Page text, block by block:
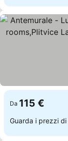
Da 115 €
Guarda i prezzi di